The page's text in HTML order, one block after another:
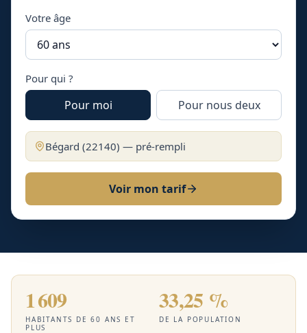
Votre âge
Pour qui ?
Pour moi Pour nous deux
Bégard (22140) — pré-rempli
Voir mon tarif
1 609
HABITANTS DE 60 ANS ET
PLUS
33,25 %
DE LA POPULATION